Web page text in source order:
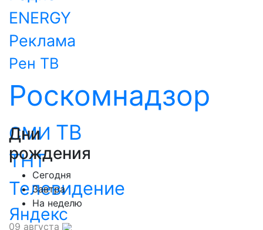
ENERGY
Реклама
Рен ТВ
Роскомнадзор
СМИ ТВ
ТНТ
Телевидение
Яндекс
Дни
рождения
Сегодня
Завтра
На неделю
09 августа